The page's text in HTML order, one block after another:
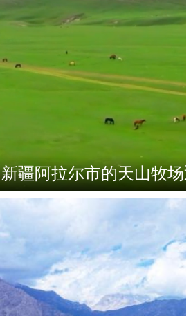
新疆阿拉尔市的天山牧场